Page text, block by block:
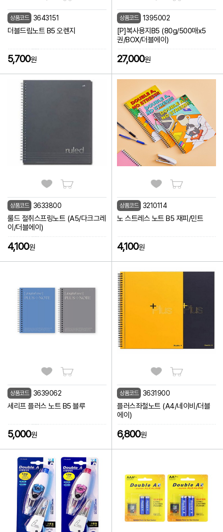
상품코드 3643151
더블드림노트 B5 오렌지
5,700원
상품코드 1395002
[P]복사용지B5 (80g/500매x5
권/BOX/더블에이)
27,000원
상품코드 3633800
룰드 절취스프링노트 (A5/다크그레
이/더블에이)
4,100원
상품코드 3210114
노 스트레스 노트 B5 재피/민트
4,100원
상품코드 3639062
세리프 플러스 노트 B5 블루
5,000원
상품코드 3631900
플러스좌철노트 (A4/네이비/더블
에이)
6,800원